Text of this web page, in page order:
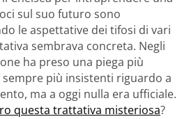
sul suo futuro sono
le aspettative dei tifosi di vari
sembrava concreta. Negli
ha preso una piega più
più insistenti riguardo a
ma a oggi nulla era ufficiale.
questa trattativa misteriosa?